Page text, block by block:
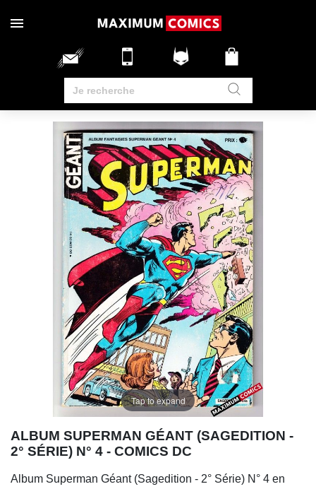
Tap to expand
ALBUM SUPERMAN GÉANT (SAGEDITION -
2° SÉRIE) N° 4 - COMICS DC
Album Superman Géant (Sagedition - 2° Série) N° 4 en